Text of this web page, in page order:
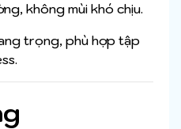
không mùi khó chịu.
trọng, phù hợp tập